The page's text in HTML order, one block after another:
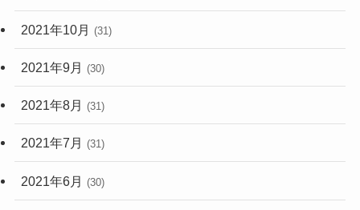
2021年10月 (31)
2021年9月 (30)
2021年8月 (31)
2021年7月 (31)
2021年6月 (30)